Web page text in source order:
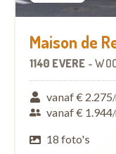
Maison de
1140 EVERE -
vanaf € 2.275
vanaf € 1.944
18 foto's